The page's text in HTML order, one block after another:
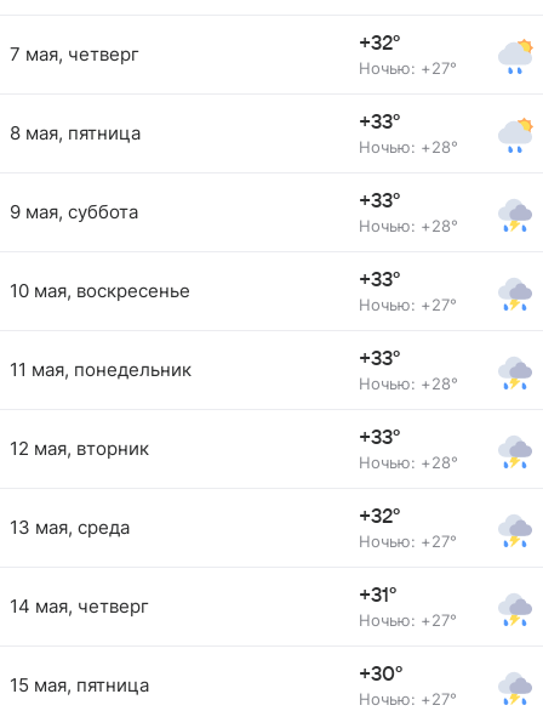
7 мая, четверг +32°
Ночью: +27°
8 мая, пятница +33°
Ночью: +28°
9 мая, суббота +33°
Ночью: +28°
10 мая, воскресенье +33°
Ночью: +27°
11 мая, понедельник +33°
Ночью: +28°
12 мая, вторник +33°
Ночью: +28°
13 мая, среда +32°
Ночью: +27°
14 мая, четверг +31°
Ночью: +27°
15 мая, пятница +30°
Ночью: +27°